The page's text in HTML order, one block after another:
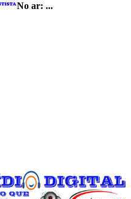
No ar: ...